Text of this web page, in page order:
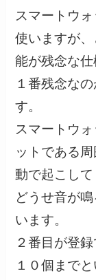
スマートウ
使いますが
能が残念な仕
１番残念な
す。
スマートウ
ットである
動で起こして
どうせ音が
います。
２番目が登
１０個まで